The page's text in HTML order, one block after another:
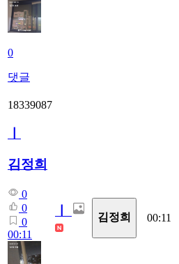
0
댓글
18339087
김정희
0
0
0
00:11
김정희 00:11